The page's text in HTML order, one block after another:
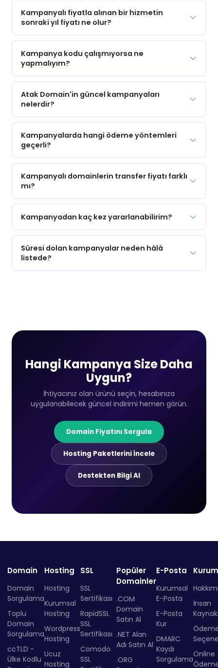
Kampanyalı fiyatla alınan bir hizmetin
sonraki yıl fiyatı ne olur?
Kampanya kodu çalışmıyorsa ne
yapmalıyım?
Atak Domain'in güncel kampanyaları
nelerdir?
Kampanyalarda hangi ödeme yöntemleri
geçerli?
Kampanyalı domainlerin transfer fiyatı farklı
mı?
Kampanyadan kaç kez yararlanabilirim?
Süresi dolan kampanyalar neden hâlâ
listede?
Hangi Kampanya Size Daha
Uygun?
İhtiyacınız olan ürünü seçin, hesabınıza
uygulanabilecek güncel indirimi hemen görün.
Domain Fiyatını Sorgula
Hosting Paketlerini İncele
Destekten Bilgi Al
Domain
Domain
Sorgulama
Toplu
Domain
Sorgulama
ccTLD -
Ülke Kodlu
Hosting
Hosting
Kurumsal
Hosting
Wordpress
Hosting
Ucuz
Hosting
SSL
SSL
Sertifikası
RapidSSL
SSL
Sertifikası
Comodo
SSL
Popüler
Domainler
.COM
Domain
Satın Al
.NET Alan
Adı Satın Al
.ORG
E-Posta
Kurumsal
E-Posta
E-Posta
Kur
DMARC
Kaydı
Sorgulama
İnsan
Online